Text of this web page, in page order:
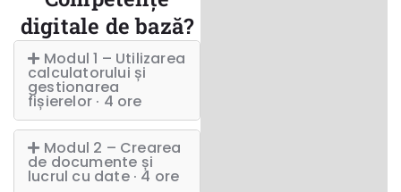
digitale de bază?
Modul 1 – Utilizarea
calculatorului și
gestionarea
fișierelor · 4 ore
Modul 2 – Crearea
de documente și
lucrul cu date · 4 ore